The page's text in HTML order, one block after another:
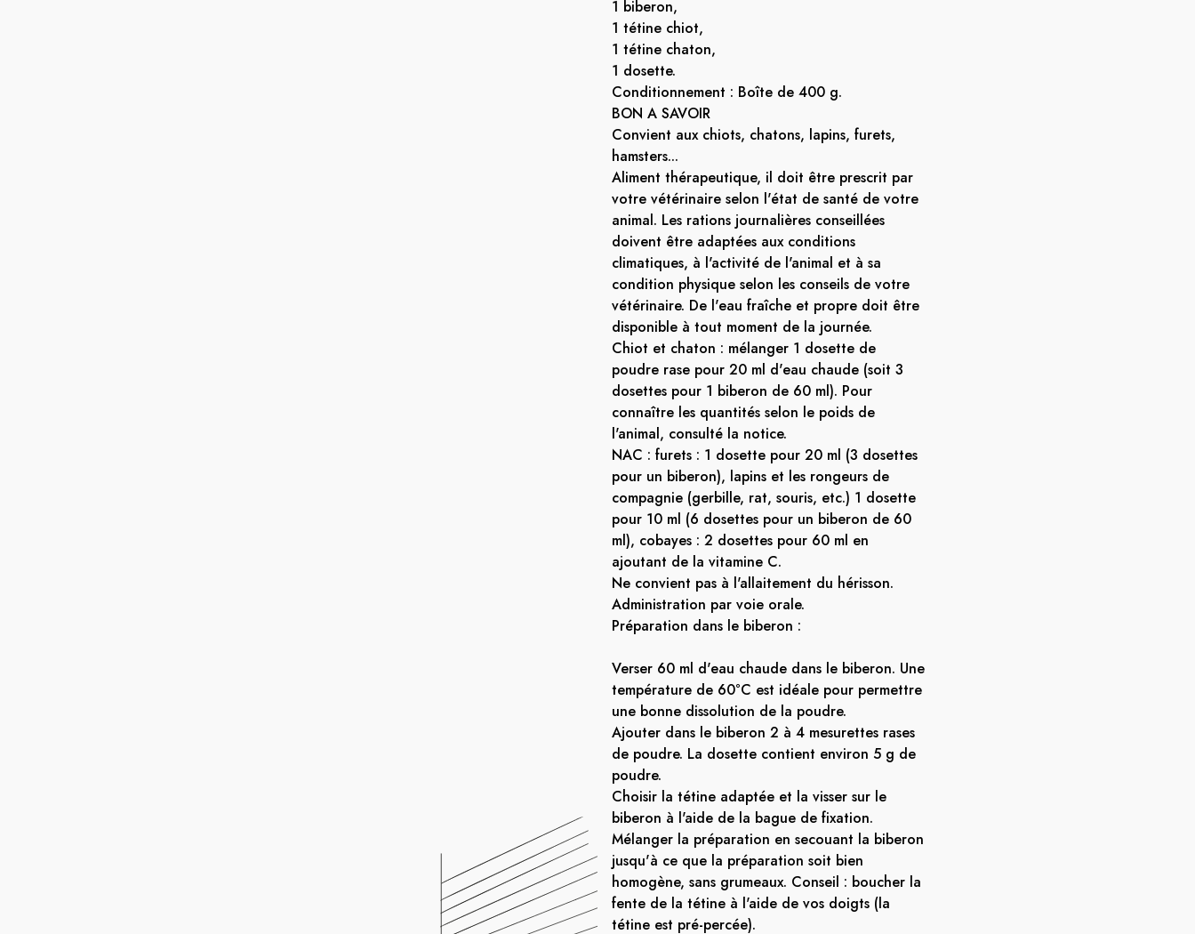
1 biberon,
1 tétine chiot,
1 tétine chaton,
1 dosette.
Conditionnement : Boîte de 400 g.
BON A SAVOIR
Convient aux chiots, chatons, lapins, furets,
hamsters...
Aliment thérapeutique, il doit être prescrit par
votre vétérinaire selon l'état de santé de votre
animal. Les rations journalières conseillées
doivent être adaptées aux conditions
climatiques, à l'activité de l'animal et à sa
condition physique selon les conseils de votre
vétérinaire. De l'eau fraîche et propre doit être
disponible à tout moment de la journée.
Chiot et chaton : mélanger 1 dosette de
poudre rase pour 20 ml d'eau chaude (soit 3
dosettes pour 1 biberon de 60 ml). Pour
connaître les quantités selon le poids de
l'animal, consulté la notice.
NAC : furets : 1 dosette pour 20 ml (3 dosettes
pour un biberon), lapins et les rongeurs de
compagnie (gerbille, rat, souris, etc.) 1 dosette
pour 10 ml (6 dosettes pour un biberon de 60
ml), cobayes : 2 dosettes pour 60 ml en
ajoutant de la vitamine C.
Ne convient pas à l'allaitement du hérisson.
Administration par voie orale.
Préparation dans le biberon :
Verser 60 ml d'eau chaude dans le biberon. Une
température de 60°C est idéale pour permettre
une bonne dissolution de la poudre.
Ajouter dans le biberon 2 à 4 mesurettes rases
de poudre. La dosette contient environ 5 g de
poudre.
Choisir la tétine adaptée et la visser sur le
biberon à l'aide de la bague de fixation.
Mélanger la préparation en secouant la biberon
jusqu'à ce que la préparation soit bien
homogène, sans grumeaux. Conseil : boucher la
fente de la tétine à l'aide de vos doigts (la
tétine est pré-percée).